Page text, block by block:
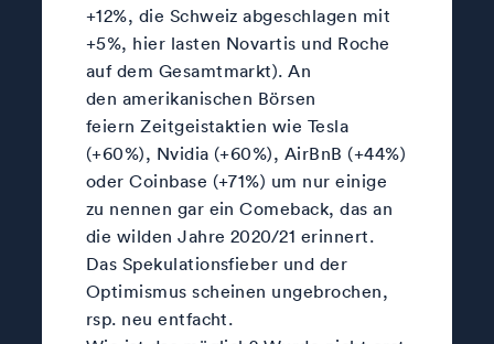
+12%, die Schweiz abgeschlagen mit
+5%, hier lasten Novartis und Roche
auf dem Gesamtmarkt). An
den amerikanischen Börsen
feiern Zeitgeistaktien wie Tesla
(+60%), Nvidia (+60%), AirBnB (+44%)
oder Coinbase (+71%) um nur einige
zu nennen gar ein Comeback, das an
die wilden Jahre 2020/21 erinnert.
Das Spekulationsfieber und der
Optimismus scheinen ungebrochen,
rsp. neu entfacht.